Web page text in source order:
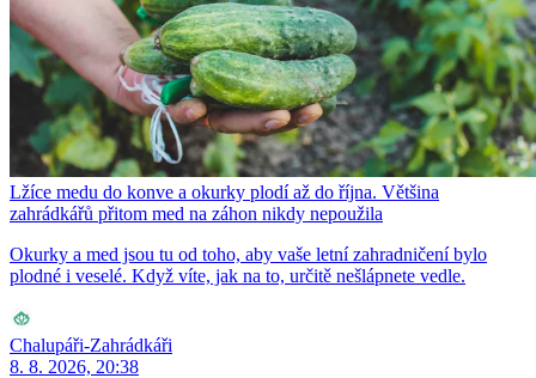
Lžíce medu do konve a okurky plodí až do října. Většina
zahrádkářů přitom med na záhon nikdy nepoužila
Okurky a med jsou tu od toho, aby vaše letní zahradničení bylo
plodné i veselé. Když víte, jak na to, určitě nešlápnete vedle.
Chalupáři-Zahrádkáři
8. 8. 2026, 20:38